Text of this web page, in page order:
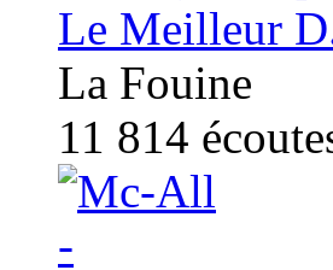
Le Meilleur
La Fouine
11 814